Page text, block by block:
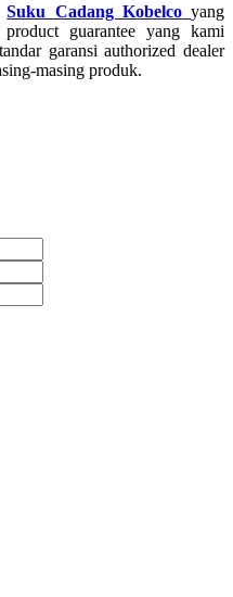
Suku Cadang Kobelco yang
guarantee yang kami
garansi authorized dealer
masing produk.